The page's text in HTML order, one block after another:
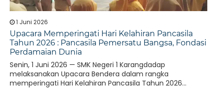
1 Juni 2026
Upacara Memperingati Hari Kelahiran Pancasila
Tahun 2026 : Pancasila Pemersatu Bangsa, Fondasi
Perdamaian Dunia
Senin, 1 Juni 2026 — SMK Negeri 1 Karangdadap
melaksanakan Upacara Bendera dalam rangka
memperingati Hari Kelahiran Pancasila Tahun 2026...